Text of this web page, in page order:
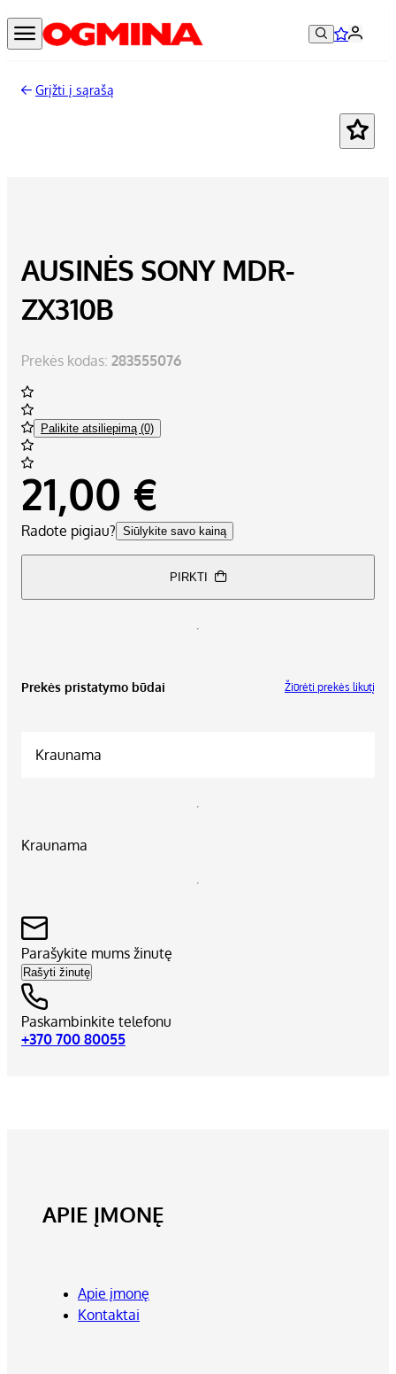
Grįžti į sąrašą
AUSINĖS SONY MDR-
ZX310B
Prekės kodas: 283555076
Palikite atsiliepimą (0)
21,00 €
Radote pigiau? Siūlykite savo kainą
PIRKTI
Prekės pristatymo būdai Žiūrėti prekės likutį
Kraunama
Kraunama
Parašykite mums žinutę
Rašyti žinutę
Paskambinkite telefonu
+370 700 80055
APIE ĮMONĘ
Apie įmonę
Kontaktai